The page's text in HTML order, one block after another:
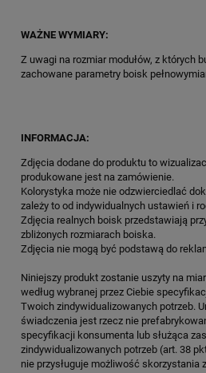
WAŻNE WYMIARY:
Z uwagi na rozmiar modułów, z których
zachowane parametry boisk
INFORMACJA:
Zdjęcia dodane do produktu to
produkowane jest na zamówienie.
Kolorystyka może nie odzwierciedlać
zależy to od indywidualnych ustawień i
Zdjęcia realnych boisk przedstawiają
zbliżonych rozmiarach boiska.
Zdjęcia nie mogą być podstawą do
Niniejszy produkt zostanie uszyty na
według wybranej przez Ciebie
Twoich zindywidualizowanych potrzeb.
świadczenia jest rzecz nie
specyfikacji konsumenta lub służąca
zindywidualizowanych potrzeb (art. 38
nie przysługuje możliwość skorzystania